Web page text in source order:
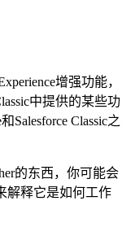
增强功能，
中提供的某些功
Salesforce Classic之
的东西，你可能会
解释它是如何工作